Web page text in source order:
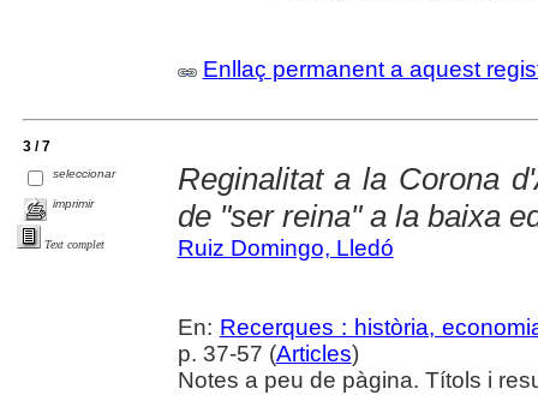
Enllaç permanent a aquest
3 / 7
seleccionar
imprimir
Text complet
Reginalitat a la Corona
de "ser reina" a la baixa
Ruiz Domingo, Lledó
En: Recerques : història,
p. 37-57 (Articles)
Notes a peu de pàgina. Títols i